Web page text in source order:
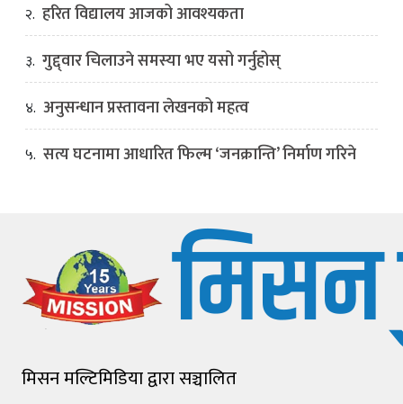
२. हरित विद्यालय आजको आवश्यकता
३. गुद्द्वार चिलाउने समस्या भए यसो गर्नुहोस्
४. अनुसन्धान प्रस्तावना लेखनको महत्व
५. सत्य घटनामा आधारित फिल्म ‘जनक्रान्ति’ निर्माण गरिने
मिसन मल्टिमिडिया द्वारा सञ्चालित